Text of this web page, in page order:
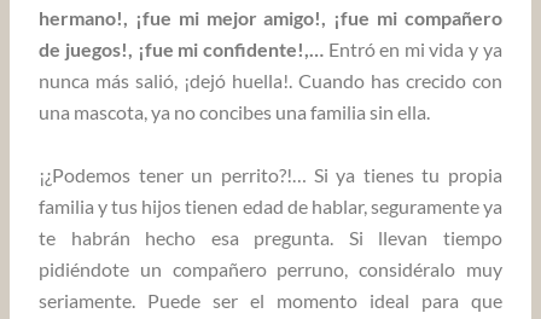
hermano!, ¡fue mi mejor amigo!, ¡fue mi compañero
de juegos!, ¡fue mi confidente!,…Entró en mi vida y ya
nunca más salió, ¡dejó huella!. Cuando has crecido con
una mascota, ya no concibes una familia sin ella.
¡¿Podemos tener un perrito?!… Si ya tienes tu propia
familia y tus hijos tienen edad de hablar, seguramente ya
te habrán hecho esa pregunta. Si llevan tiempo
pidiéndote un compañero perruno, considéralo muy
seriamente. Puede ser el momento ideal para que